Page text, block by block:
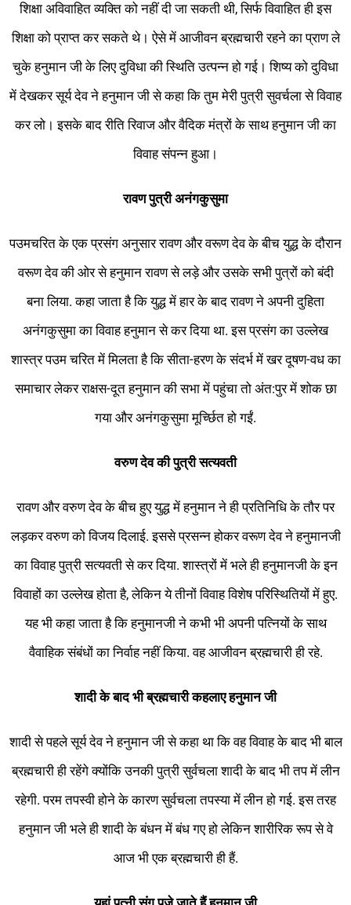
शिक्षा अविवाहित व्यक्ति को नहीं दी जा सकती थी, सिर्फ विवाहित ही इस
शिक्षा को प्राप्त कर सकते थे। ऐसे में आजीवन ब्रह्मचारी रहने का प्राण ले
चुके हनुमान जी के लिए दुविधा की स्थिति उत्पन्न हो गई। शिष्य को दुविधा
में देखकर सूर्य देव ने हनुमान जी से कहा कि तुम मेरी पुत्री सुवर्चला से विवाह
कर लो। इसके बाद रीति रिवाज और वैदिक मंत्रों के साथ हनुमान जी का
विवाह संपन्न हुआ।
रावण पुत्री अनंगकुसुमा
पउमचरित के एक प्रसंग अनुसार रावण और वरूण देव के बीच युद्ध के दौरान
वरूण देव की ओर से हनुमान रावण से लड़े और उसके सभी पुत्रों को बंदी
बना लिया. कहा जाता है कि युद्ध में हार के बाद रावण ने अपनी दुहिता
अनंगकुसुमा का विवाह हनुमान से कर दिया था. इस प्रसंग का उल्लेख
शास्त्र पउम चरित में मिलता है कि सीता-हरण के संदर्भ में खर दूषण-वध का
समाचार लेकर राक्षस-दूत हनुमान की सभा में पहुंचा तो अंत:पुर में शोक छा
गया और अनंगकुसुमा मूर्च्छित हो गईं.
वरुण देव की पुत्री सत्यवती
रावण और वरुण देव के बीच हुए युद्ध में हनुमान ने ही प्रतिनिधि के तौर पर
लड़कर वरुण को विजय दिलाई. इससे प्रसन्न होकर वरूण देव ने हनुमानजी
का विवाह पुत्री सत्यवती से कर दिया. शास्त्रों में भले ही हनुमानजी के इन
विवाहों का उल्लेख होता है, लेकिन ये तीनों विवाह विशेष परिस्थितियों में हुए.
यह भी कहा जाता है कि हनुमानजी ने कभी भी अपनी पत्नियों के साथ
वैवाहिक संबंधों का निर्वाह नहीं किया. वह आजीवन ब्रह्मचारी ही रहे.
शादी के बाद भी ब्रह्मचारी कहलाए हनुमान जी
शादी से पहले सूर्य देव ने हनुमान जी से कहा था कि वह विवाह के बाद भी बाल
ब्रह्मचारी ही रहेंगे क्योंकि उनकी पुत्री सुर्वचला शादी के बाद भी तप में लीन
रहेगी. परम तपस्वी होने के कारण सुर्वचला तपस्या में लीन हो गई. इस तरह
हनुमान जी भले ही शादी के बंधन में बंध गए हो लेकिन शारीरिक रूप से वे
आज भी एक ब्रह्मचारी ही हैं.